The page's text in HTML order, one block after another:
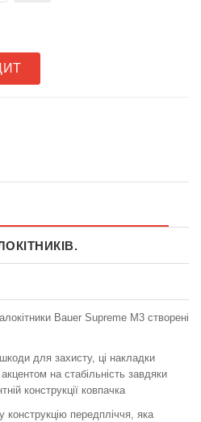
Bauer Supreme M3 створені
для захисту, ці накладки
на стабільність завдяки
конструкції ковпачка
передпліччя, яка